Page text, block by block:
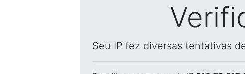
Seu IP fez diversas tentativas